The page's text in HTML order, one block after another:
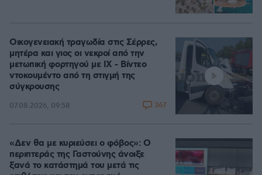
Οικογενειακή τραγωδία στις Σέρρες,
μητέρα και γιος οι νεκροί από την
μετωπική φορτηγού με ΙΧ - Βίντεο
ντοκουμέντο από τη στιγμή της
σύγκρουσης
07.08.2026, 09:58 367
«Δεν θα με κυριεύσει ο φόβος»: Ο
περιπτεράς της Γαστούνης άνοιξε
ξανά το κατάστημά του μετά τις